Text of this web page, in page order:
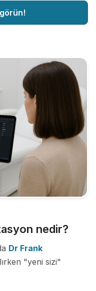
nedir?
Dr Frank
"yeni sizi"